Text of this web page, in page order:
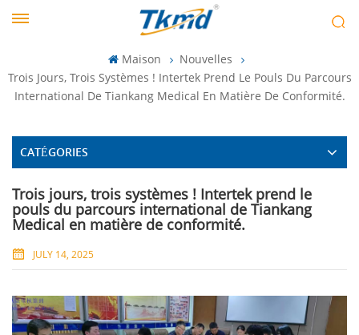
Maison
Nouvelles
Trois Jours, Trois Systèmes ! Intertek Prend Le Pouls Du Parcours
International De Tiankang Medical En Matière De Conformité.
CATÉGORIES
Trois jours, trois systèmes ! Intertek prend le
pouls du parcours international de Tiankang
Medical en matière de conformité.
JULY 14, 2025